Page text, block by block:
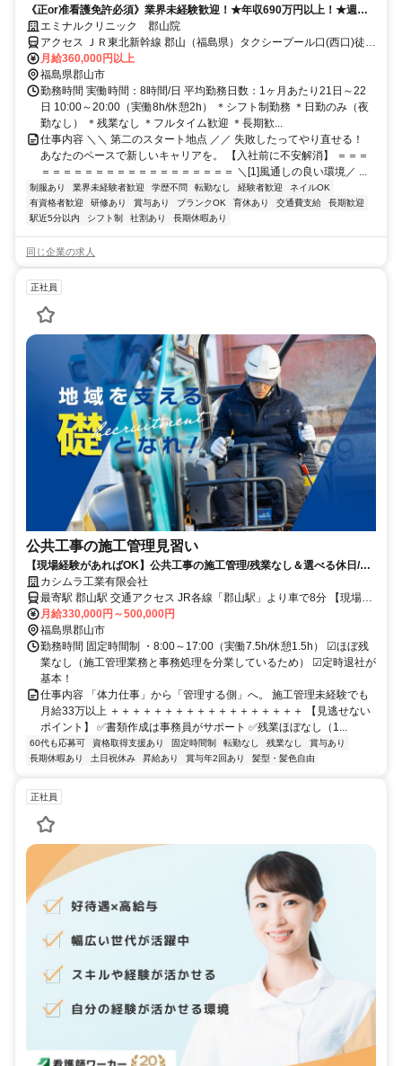
《正or准看護免許必須》業界未経験歓迎！★年収690万円以上！★週休2
日＆有給取得率9割★昇給・賞与あり★社割あり
エミナルクリニック 郡山院
アクセス ＪＲ東北新幹線 郡山（福島県）タクシープール口(西口)徒歩
約6分、ＪＲ磐越西線 郡山（福島県）タクシープール口(西口)徒歩約6
分、ＪＲ東北本線 郡山（福島県）タクシープール口(西口)徒歩約6分
月給360,000円以上
福島県郡山市
勤務時間 実働時間：8時間/日 平均勤務日数：1ヶ月あたり21日～22
日 10:00～20:00（実働8h/休憩2h） ＊シフト制勤務 ＊日勤のみ（夜
勤なし） ＊残業なし ＊フルタイム歓迎 ＊長期歓...
仕事内容 ＼＼ 第二のスタート地点 ／／ 失敗したってやり直せる！
あなたのペースで新しいキャリアを。 【入社前に不安解消】 ＝＝＝
＝＝＝＝＝＝＝＝＝＝＝＝＝＝＝＝＝＝ ＼[1]風通しの良い環境／ ...
制服あり 業界未経験者歓迎 学歴不問 転勤なし 経験者歓迎
ネイルOK
有資格者歓迎
研修あり 賞与あり ブランクOK 育休あり 交通費支給
長期歓迎
駅近5分以内
シフト制 社割あり 長期休暇あり
同じ企業の求人
正社員
公共工事の施工管理見習い
【現場経験があればOK】公共工事の施工管理/残業なし＆選べる休日/月
給33万スタート
カシムラ工業有限会社
最寄駅 郡山駅 交通アクセス JR各線「郡山駅」より車で8分 【現場に
ついて】 ・エリアは郡山市内が中心 ・現場によっては直行直帰OK!
・仮設所あり（Wi-Fi、空調あり） ※基本的に会社へ出勤し、乗合で
現場へ ※現場は1～2名で対応、基本は1人 ※上記は現場による変動
あり ☑転勤なし！！
月給330,000円～500,000円
福島県郡山市
勤務時間 固定時間制 ・8:00～17:00（実働7.5h/休憩1.5h） ☑ほぼ残
業なし（施工管理業務と事務処理を分業しているため） ☑定時退社が
基本！
仕事内容 「体力仕事」から「管理する側」へ。 施工管理未経験でも
月給33万以上 ＋＋＋＋＋＋＋＋＋＋＋＋＋＋＋＋＋＋ 【見逃せない
ポイント】 ✅書類作成は事務員がサポート ✅残業ほぼなし（1...
60代も応募可 資格取得支援あり 固定時間制 転勤なし 残業なし
賞与あり
長期休暇あり
土日祝休み 昇給あり 賞与年2回あり 髪型・髪色自由
正社員